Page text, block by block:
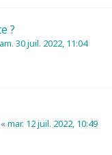
?
30 juil. 2022, 11:04
«mar. 12 juil. 2022, 10:49